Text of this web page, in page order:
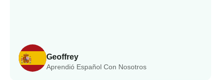
Geoffrey
Aprendió Español Con Nosotros